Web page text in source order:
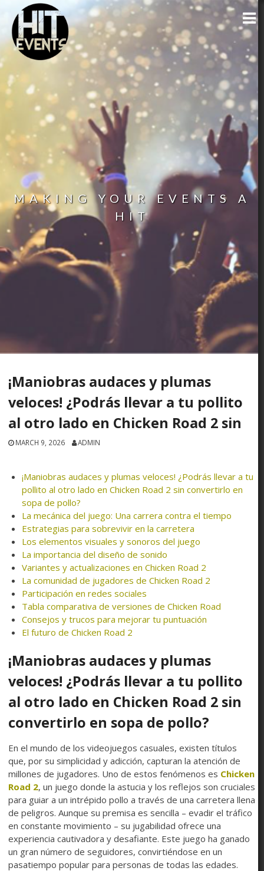
MAKING YOUR EVENTS A
HIT
¡Maniobras audaces y plumas
veloces! ¿Podrás llevar a tu pollito
al otro lado en Chicken Road 2 sin
MARCH 9, 2026 ADMIN
¡Maniobras audaces y plumas veloces! ¿Podrás llevar a tu
pollito al otro lado en Chicken Road 2 sin convertirlo en
sopa de pollo?
La mecánica del juego: Una carrera contra el tiempo
Estrategias para sobrevivir en la carretera
Los elementos visuales y sonoros del juego
La importancia del diseño de sonido
Variantes y actualizaciones en Chicken Road 2
La comunidad de jugadores de Chicken Road 2
Participación en redes sociales
Tabla comparativa de versiones de Chicken Road
Consejos y trucos para mejorar tu puntuación
El futuro de Chicken Road 2
¡Maniobras audaces y plumas
veloces! ¿Podrás llevar a tu pollito
al otro lado en Chicken Road 2 sin
convertirlo en sopa de pollo?
En el mundo de los videojuegos casuales, existen títulos
que, por su simplicidad y adicción, capturan la atención de
millones de jugadores. Uno de estos fenómenos es Chicken
Road 2, un juego donde la astucia y los reflejos son cruciales
para guiar a un intrépido pollo a través de una carretera llena
de peligros. Aunque su premisa es sencilla – evadir el tráfico
en constante movimiento – su jugabilidad ofrece una
experiencia cautivadora y desafiante. Este juego ha ganado
un gran número de seguidores, convirtiéndose en un
pasatiempo popular para personas de todas las edades.